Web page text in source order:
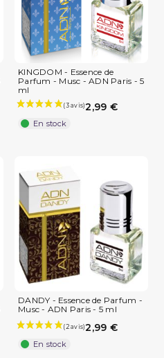
KINGDOM - Essence de
Parfum - Musc - ADN Paris - 5
ml
2,99 €
En stock
DANDY - Essence de Parfum -
Musc - ADN Paris - 5 ml
2,99 €
En stock